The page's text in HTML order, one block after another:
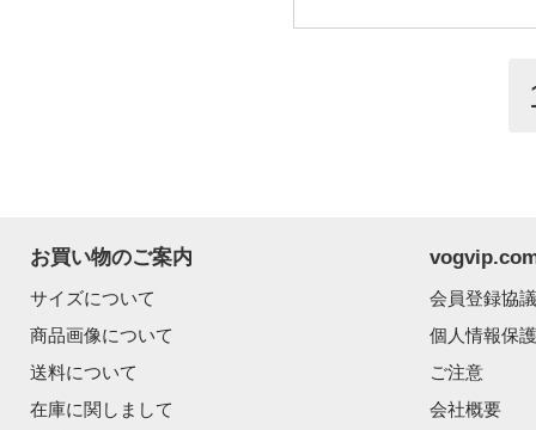
お買い物のご案内
サイズについて
商品画像について
送料について
在庫に関しまして
会員登録協
個人情報保
ご注意
会社概要